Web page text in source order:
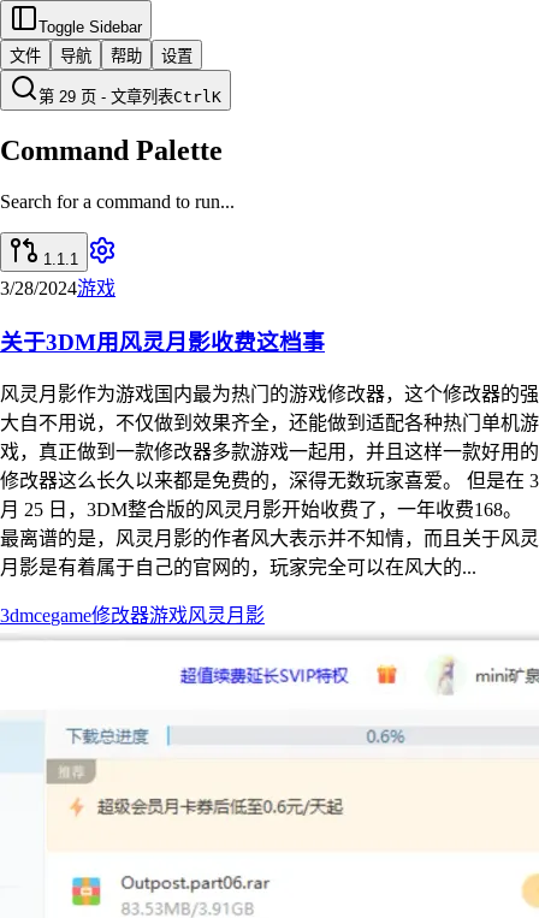
Toggle Sidebar
文件
导航 帮助 设置
第 29 页 - 文章列表CtrlK
Command Palette
Search for a command to run...
1.1.1
3/28/2024游戏
关于3DM用风灵月影收费这档事
风灵月影作为游戏国内最为热门的游戏修改器，这个修改器的强
大自不用说，不仅做到效果齐全，还能做到适配各种热门单机游
戏，真正做到一款修改器多款游戏一起用，并且这样一款好用的
修改器这么长久以来都是免费的，深得无数玩家喜爱。 但是在 3
月 25 日，3DM整合版的风灵月影开始收费了，一年收费168。
最离谱的是，风灵月影的作者风大表示并不知情，而且关于风灵
月影是有着属于自己的官网的，玩家完全可以在风大的...
3dmcegame修改器游戏风灵月影